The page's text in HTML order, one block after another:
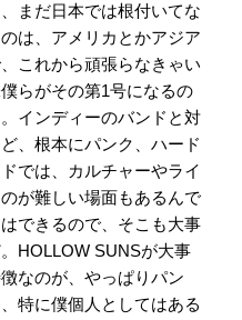
まだ日本では根付いてな
は、アメリカとかアジア
これから頑張らなきゃい
らがその第1号になるの
インディーのバンドと対
、根本にパンク、ハード
では、カルチャーやライ
が難しい場面もあるんで
できるので、そこも大事
HOLLOW SUNSが大事
なのが、やっぱりパン
特に僕個人としてはある